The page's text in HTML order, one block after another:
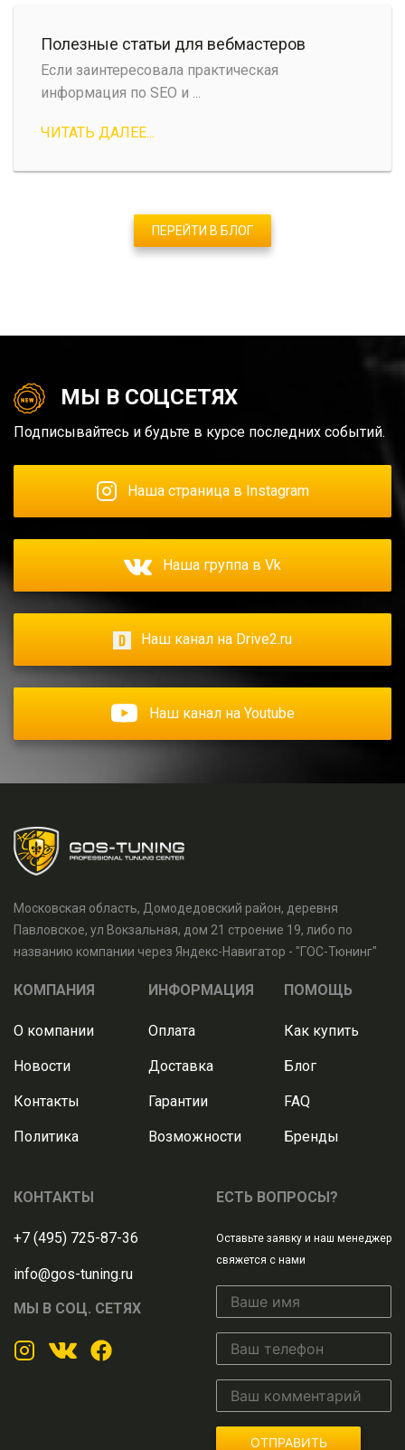
Полезные статьи для вебмастеров
Если заинтересовала практическая
информация по SEO и ...
ЧИТАТЬ ДАЛЕЕ...
ПЕРЕЙТИ В БЛОГ
МЫ В СОЦСЕТЯХ
Подписывайтесь и будьте в курсе последних событий.
Наша страница в Instagram
Наша группа в Vk
Наш канал на Drive2.ru
Наш канал на Youtube
Московская область, Домодедовский район, деревня
Павловское, ул Вокзальная, дом 21 строение 19, либо по
названию компании через Яндекс-Навигатор - "ГОС-Тюнинг"
КОМПАНИЯ
О компании
Новости
Контакты
Политика
ИНФОРМАЦИЯ
Оплата
Доставка
Гарантии
Возможности
ПОМОЩЬ
Как купить
Блог
FAQ
Бренды
КОНТАКТЫ
+7 (495) 725-87-36
info@gos-tuning.ru
МЫ В СОЦ. СЕТЯХ
ЕСТЬ ВОПРОСЫ?
Оставьте заявку и наш менеджер
свяжется с нами
ОТПРАВИТЬ